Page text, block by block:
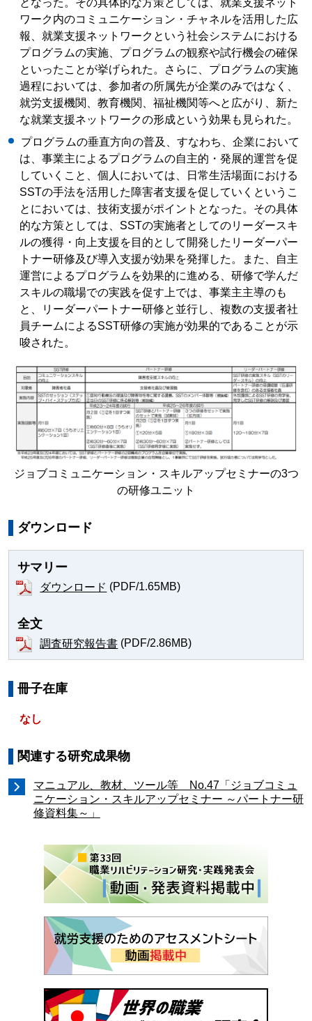
となった。その具体的な方策としては、就業支援ネット
ワーク内のコミュニケーション・チャネルを活用した広
報、就業支援ネットワークという社会システムにおける
プログラムの実施、プログラムの観察や試行機会の確保
といったことが挙げられた。さらに、プログラムの実施
過程においては、参加者の所属先が企業のみではなく、
就労支援機関、教育機関、福祉機関等へと広がり、新た
な就業支援ネットワークの形成という効果も見られた。
プログラムの垂直方向の普及、すなわち、企業において
は、事業主によるプログラムの自主的・発展的運営を促
していくこと、個人においては、日常生活場面における
SSTの手法を活用した障害者支援を促していくというこ
とにおいては、技術支援がポイントとなった。その具体
的な方策としては、SSTの実施者としてのリーダースキ
ルの獲得・向上支援を目的として開発したリーダーパー
トナー研修及び導入支援が効果を発揮した。また、自主
運営によるプログラムを効果的に進める、研修で学んだ
スキルの職場での実践を促す上では、事業主主導のも
と、リーダーパートナー研修と並行し、複数の支援者社
員チームによるSST研修の実施が効果的であることが示
唆された。
ジョブコミュニケーション・スキルアップセミナーの3つ
の研修ユニット
ダウンロード
サマリー
ダウンロード (PDF/1.65MB)
全文
調査研究報告書 (PDF/2.86MB)
冊子在庫
なし
関連する研究成果物
マニュアル、教材、ツール等 No.47「ジョブコミュ
ニケーション・スキルアップセミナー ～パートナー研
修資料集～」